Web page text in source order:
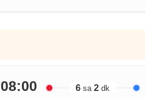
08:00 6 sa 2 dk